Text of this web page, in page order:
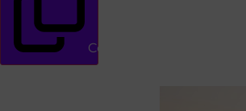
Copiar link